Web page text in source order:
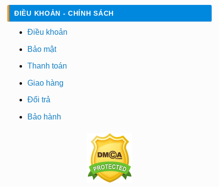
ĐIỀU KHOẢN - CHÍNH SÁCH
Điều khoản
Bảo mật
Thanh toán
Giao hàng
Đổi trả
Bảo hành